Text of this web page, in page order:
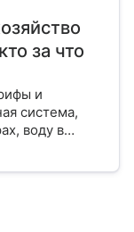
за что
и
система,
воду в